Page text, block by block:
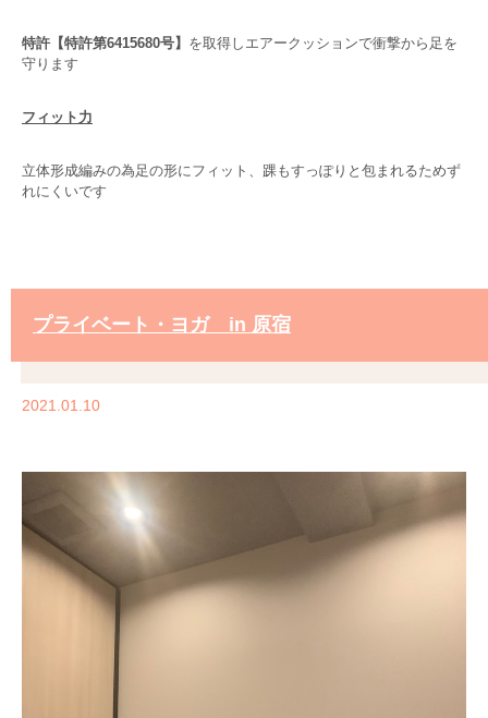
特許【特許第6415680号】 を取得しエアークッションで衝撃から足を
守ります
フィット力
立体形成編みの為足の形にフィット、踝もすっぽりと包まれるためず
れにくいです
プライベート・ヨガ in 原宿
2021.01.10